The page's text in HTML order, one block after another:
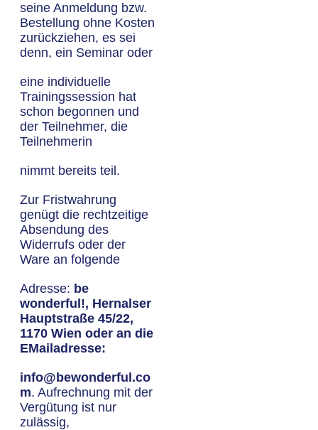
seine Anmeldung bzw.
Bestellung ohne Kosten
zurückziehen, es sei
denn, ein Seminar oder
eine individuelle
Trainingssession hat
schon begonnen und
der Teilnehmer, die
Teilnehmerin
nimmt bereits teil.
Zur Fristwahrung
genügt die rechtzeitige
Absendung des
Widerrufs oder der
Ware an folgende
Adresse: be
wonderful!, Hernalser
Hauptstraße 45/22,
1170 Wien oder an die
EMailadresse:
info@bewonderful.co
m. Aufrechnung mit der
Vergütung ist nur
zulässig,